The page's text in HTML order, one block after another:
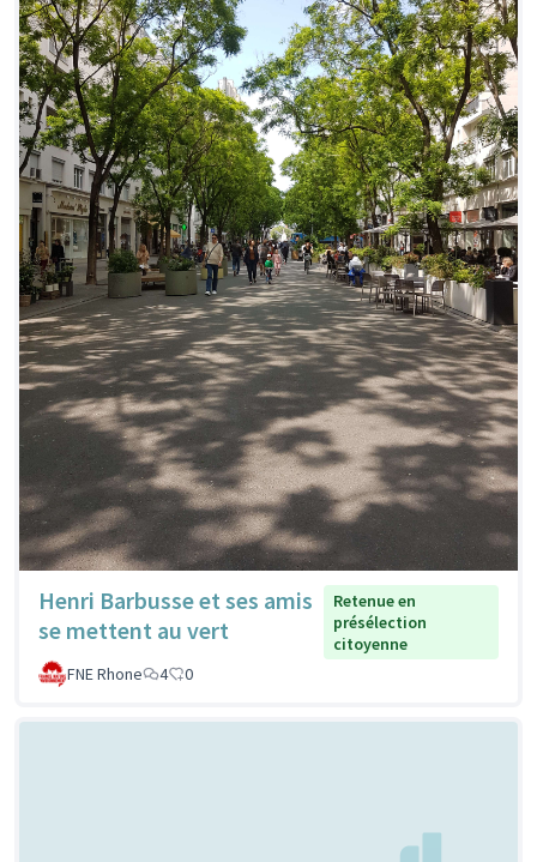
Henri Barbusse et ses amis
se mettent au vert
Retenue en
présélection
citoyenne
FNE Rhone
4 0